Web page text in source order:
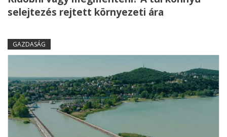
selejtezés rejtett környezeti ára
GAZDASÁG